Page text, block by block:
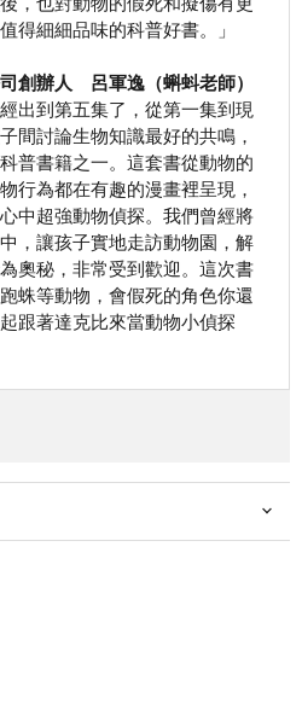
得細細品味的科普好書。」
辦人 呂軍逸（蝌蚪老師）
到第五集了，從第一集到現
間討論生物知識最好的共鳴，
普書籍之一。這套書從動物的
行為都在有趣的漫畫裡呈現，
中超強動物偵探。我們曾經將
，讓孩子實地走訪動物園，解
奧秘，非常受到歡迎。這次書
蛛等動物，會假死的角色你還
跟著達克比來當動物小偵探